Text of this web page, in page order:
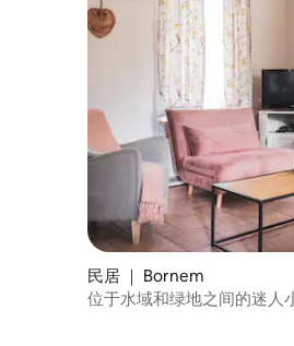
民居 ｜ Bornem
位于水域和绿地之间的迷人